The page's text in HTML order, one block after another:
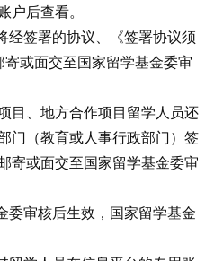
后查看。
经签署的协议、《签署协议须
或面交至国家留学基金委审
目、地方合作项目留学人员还
门（教育或人事行政部门）签
寄或面交至国家留学基金委审
委审核后生效，国家留学基金